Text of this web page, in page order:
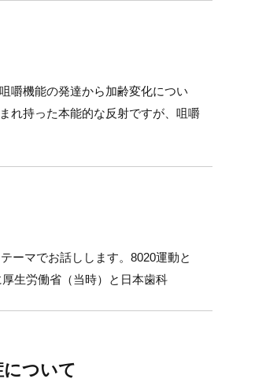
嚼機能の発達から加齢変化につい
れ持った本能的な反射ですが、咀嚼
ーマでお話しします。8020運動と
生労働省（当時）と日本歯科
ついて